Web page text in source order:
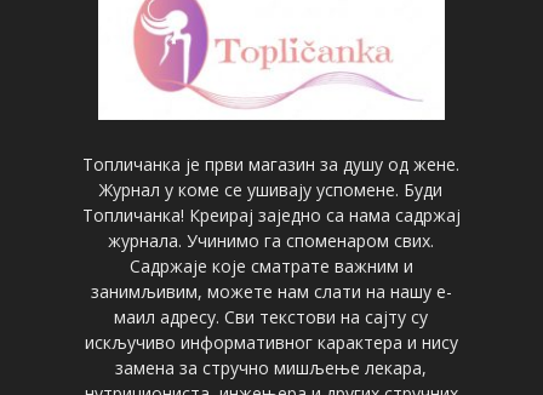
Топличанка је први магазин за душу од жене.
Журнал у коме се ушивају успомене. Буди
Топличанка! Креирај заједно са нама садржај
журнала. Учинимо га споменаром свих.
Садржаје које сматрате важним и
занимљивим, можете нам слати на нашу е-
маил адресу. Сви текстови на сајту су
искључиво информативног карактера и нису
замена за стручно мишљење лекара,